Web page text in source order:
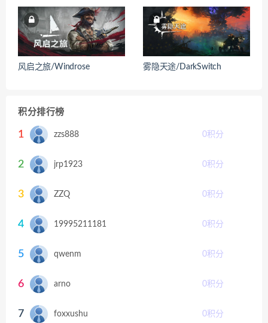
风启之旅/Windrose 雾隐天途/DarkSwitch
积分排行榜
1 zzs888 0积分
2 jrp1923 0积分
3 ZZQ 0积分
4 19995211181 0积分
5 qwenm 0积分
6 arno 0积分
7 foxxushu 0积分